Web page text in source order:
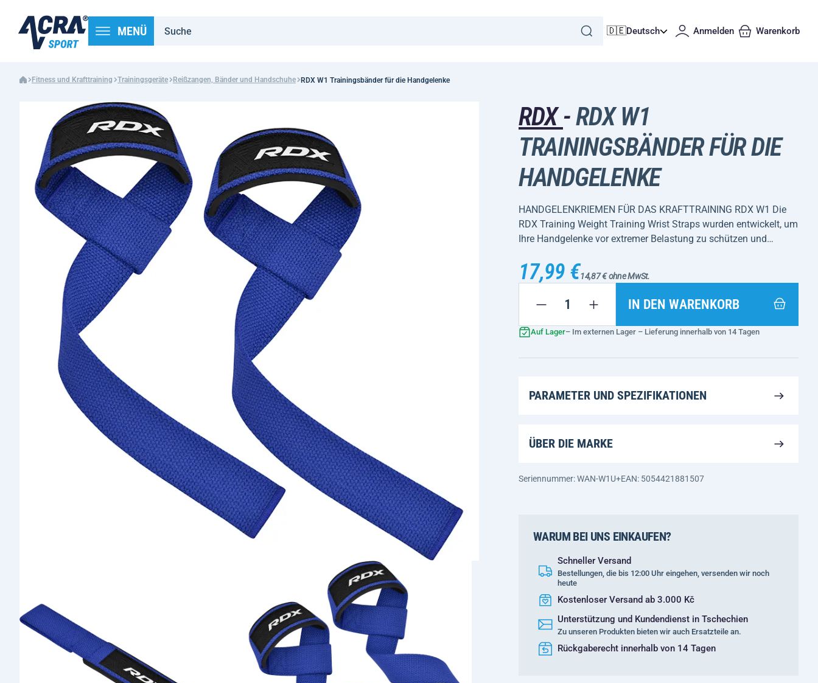
MENÜ 🇩🇪Deutsch Anmelden Warenkorb
Fitness und Krafttraining Trainingsgeräte Reißzangen, Bänder und Handschuhe RDX W1 Trainingsbänder für die Handgelenke
RDX-RDX W1
TRAININGSBÄNDER FÜR DIE
HANDGELENKE
HANDGELENKRIEMEN FÜR DAS KRAFTTRAINING RDX W1 Die
RDX Training Weight Training Wrist Straps wurden entwickelt, um
Ihre Handgelenke vor extremer Belastung zu schützen und…
17,99 €14,87 € ohne MwSt.
IN DEN WARENKORB
Auf Lager– Im externen Lager – Lieferung innerhalb von 14 Tagen
PARAMETER UND SPEZIFIKATIONEN
ÜBER DIE MARKE
Seriennummer: WAN-W1U+EAN: 5054421881507
WARUM BEI UNS EINKAUFEN?
Schneller Versand
Bestellungen, die bis 12:00 Uhr eingehen, versenden wir noch
heute
Kostenloser Versand ab 3.000 Kč
Unterstützung und Kundendienst in Tschechien
Zu unseren Produkten bieten wir auch Ersatzteile an.
Rückgaberecht innerhalb von 14 Tagen